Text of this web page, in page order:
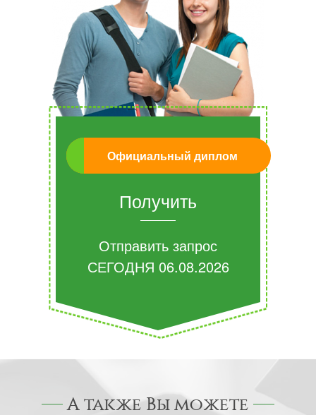
Официальный диплом
Получить
Отправить запрос
СЕГОДНЯ 06.08.2026
А также Вы можете